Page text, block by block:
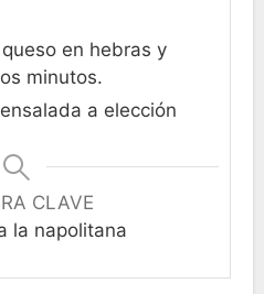
en hebras y
minutos.
a elección
CLAVE
la napolitana